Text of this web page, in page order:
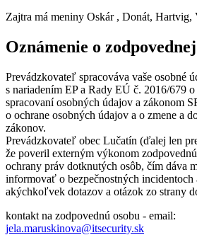
Zajtra má meniny Oskár , Donát, Hartvig,
Oznámenie o
Prevádzkovateľ spracováva vaše osobné
s nariadením EP a Rady EÚ č. 2016/679
spracovaní osobných údajov a zákonom
o ochrane osobných údajov a o zmene a
zákonov.
Prevádzkovateľ obec Lučatín (ďalej len
že poveril externým výkonom
ochrany práv dotknutých osôb, čím dáva
informovať o bezpečnostných incidentoch
akýchkoľvek dotazov a otázok zo strany
kontakt na zodpovednú osobu - email:
jela.maruskinova@itsecurity.sk